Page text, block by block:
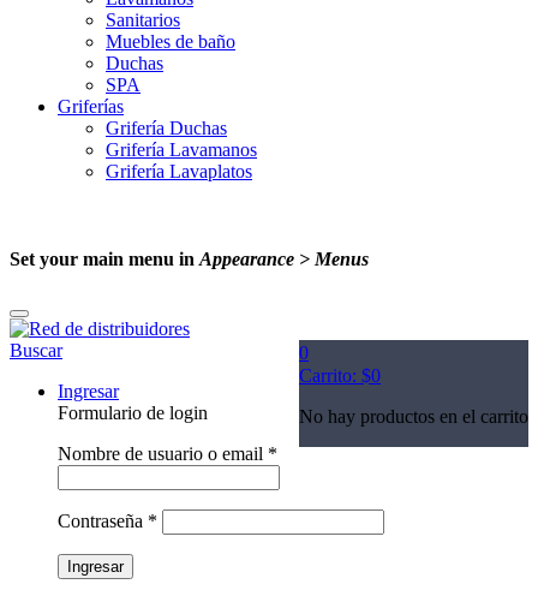
Sanitarios
Muebles de baño
Duchas
SPA
Griferías
Grifería Duchas
Grifería Lavamanos
Grifería Lavaplatos
Set your main menu in Appearance > Menus
0
Carrito: $0
No hay productos en el carrito
Buscar
Ingresar
Formulario de login
Nombre de usuario o email *
Contraseña *